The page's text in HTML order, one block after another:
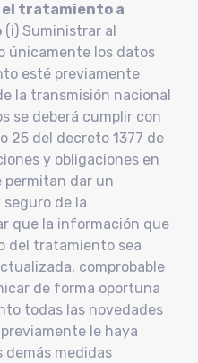
el tratamiento a
(i) Suministrar al
únicamente los datos
esté previamente
la transmisión nacional
se deberá cumplir con
25 del decreto 1377 de
y obligaciones en
permitan dar un
de la
que la información que
del tratamiento sea
comprobable
de forma oportuna
todas las novedades
le haya
demás medidas